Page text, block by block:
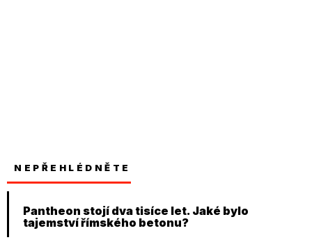
NEPŘEHLÉDNĚTE
Pantheon stojí dva tisíce let. Jaké bylo
tajemství římského betonu?